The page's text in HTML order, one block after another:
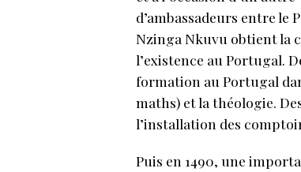
d’ambassadeurs entre le
Nzinga Nkuvu obtient la
l’existence au Portugal.
formation au Portugal
maths) et la théologie.
l’installation des
Puis en 1490, une